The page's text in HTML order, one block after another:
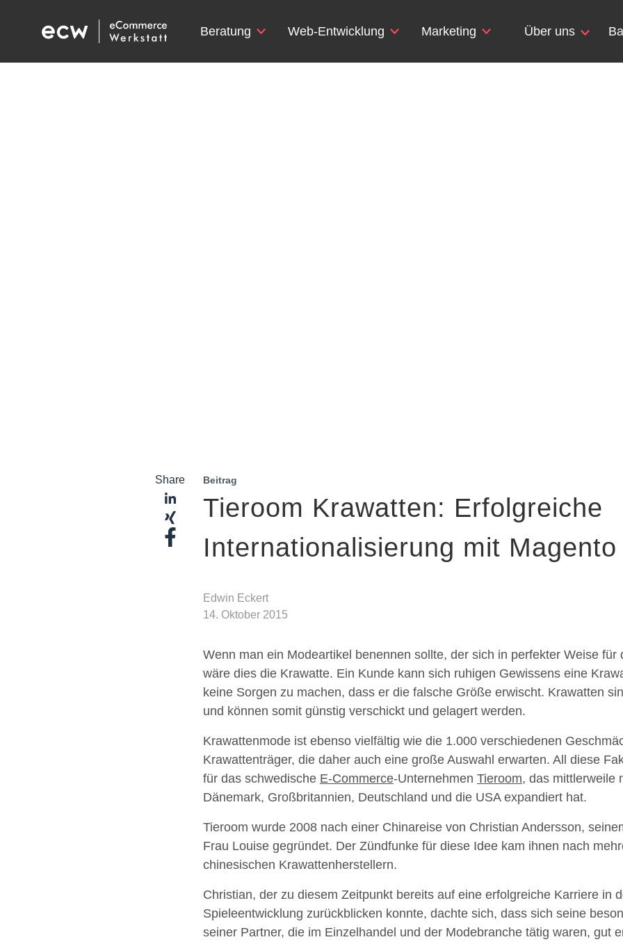
Beratung Web-Entwicklung Marketing Über uns
Share Beitrag
Tieroom Krawatten: Erfolgreiche
Internationalisierung mit Magento
Edwin Eckert
14. Oktober 2015
Wenn man ein Modeartikel benennen sollte, der sich in perfekter Weise für
wäre dies die Krawatte. Ein Kunde kann sich ruhigen Gewissens eine
keine Sorgen zu machen, dass er die falsche Größe erwischt. Krawatten
und können somit günstig verschickt und gelagert werden.
Krawattenmode ist ebenso vielfältig wie die 1.000 verschiedenen
Krawattenträger, die daher auch eine große Auswahl erwarten. All diese
für das schwedische E-Commerce-Unternehmen Tieroom, das mittlerweile
Dänemark, Großbritannien, Deutschland und die USA expandiert hat.
Tieroom wurde 2008 nach einer Chinareise von Christian Andersson,
Frau Louise gegründet. Der Zündfunke für diese Idee kam ihnen nach
chinesischen Krawattenherstellern.
Christian, der zu diesem Zeitpunkt bereits auf eine erfolgreiche Karriere in
Spieleentwicklung zurückblicken konnte, dachte sich, dass sich seine
seiner Partner, die im Einzelhandel und der Modebranche tätig waren, gut